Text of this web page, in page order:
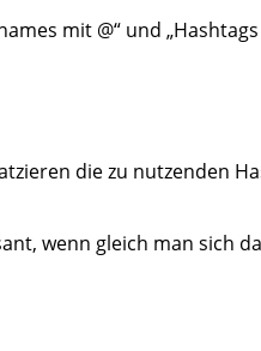
mit @“ und
die zu nutzenden
wenn gleich man sich